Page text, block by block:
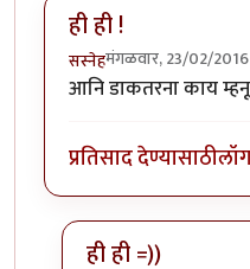
ही ही !
सस्नेहमंगळवार, 23/02/
आनि डाकतरना काय
प्रतिसाद देण्यासाठी
ही ही =))